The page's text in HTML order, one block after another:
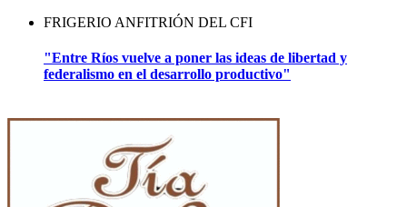
FRIGERIO ANFITRIÓN DEL CFI
"Entre Ríos vuelve a poner las ideas de libertad y
federalismo en el desarrollo productivo"